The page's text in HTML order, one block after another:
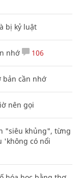
bị kỷ luật
nhớ 106
bản cần nhớ
nên gọi
"siêu khủng", từng
'không có nổi